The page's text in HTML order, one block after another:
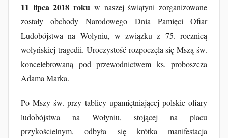
z
e
z
J
a
b
F
11 lipca 2018 roku w naszej świątyni zorganizowane
zostały obchody Narodowego Dnia Pamięci Ofiar
Ludobójstwa na Wołyniu, w związku z 75. rocznicą
wołyńskiej tragedii. Uroczystość rozpoczęła się Mszą św.
koncelebrowaną pod przewodnictwem ks. proboszcza
Adama Marka.
Po Mszy św. przy tablicy upamiętniającej polskie ofiary
ludobójstwa na Wołyniu, stojącej na placu
przykościelnym, odbyła się krótka manifestacja